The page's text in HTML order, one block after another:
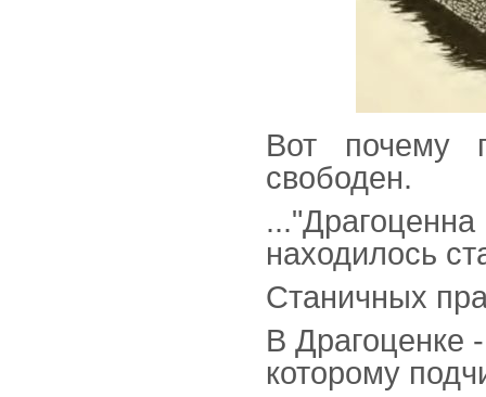
Вот почему
свободен.
находилось
Станичных
В Драгоценке
которому